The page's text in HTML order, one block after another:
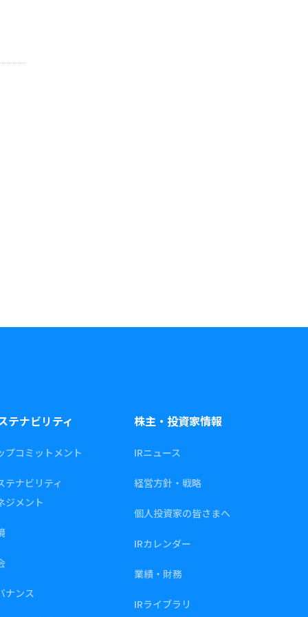
テナビリティ
プコミットメント
テナビリティ
ジメント
ナンス
株主・投資家情報
IRニュース
経営方針・戦略
個人投資家の皆さまへ
IRカレンダー
業績・財務
IRライブラリ